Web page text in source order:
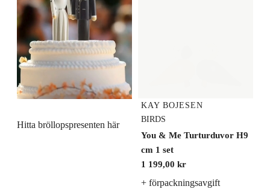
Hitta bröllopspresenten här
KAY BOJESEN
BIRDS
You & Me Turturduvor H9
cm 1 set
1 199,00 kr
+ förpackningsavgift